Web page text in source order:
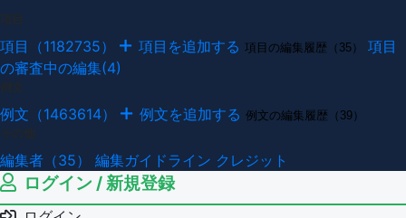
項目（1182735） 項目を追加する 項目の編集履歴（35）
項目
の審査中の編集(4)
例文（1463614） 例文を追加する 例文の編集履歴（39）
編集者（35） 編集ガイドライン クレジット
ログイン / 新規登録